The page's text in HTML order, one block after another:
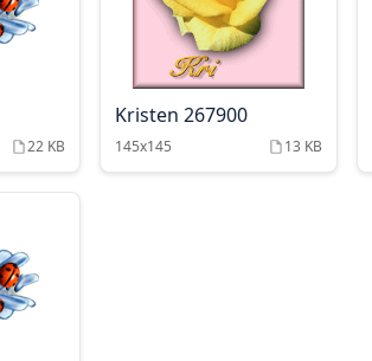
22 KB
Kristen 267900
145x145 13 KB